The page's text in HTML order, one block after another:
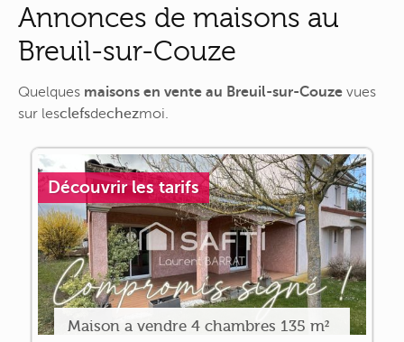
Annonces de maisons au
Breuil-sur-Couze
Quelques maisons en vente au Breuil-sur-Couze vues
sur lesclefsdechezmoi.
Découvrir les tarifs
Maison a vendre 4 chambres 135 m²